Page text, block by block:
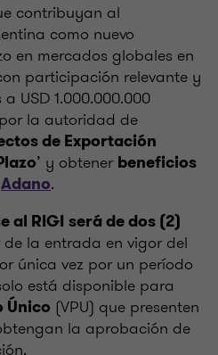
contribuyan al
como nuevo
en mercados globales en
participación relevante y
USD 1.000.000.000
la autoridad de
de Exportación
’ y obtener beneficios
Adano.
al RIGI será de dos (2)
la entrada en vigor del
única vez por un período
está disponible para
Único (VPU) que presenten
la aprobación de